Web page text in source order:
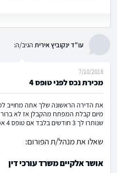
עו"ד ינקוביץ אירית הגיב/ה:
מכירת נכס לפני טופס 4
7/10/2018
מיום קבלת המפתח מהקבלן אז לא
שנותרו לך 3 חודשים בלבד אם טופס 4 אפילו לא הוצא...
שאלו את מנהל/ת הפורום:
אושר אלקיים משרד עורכי דין